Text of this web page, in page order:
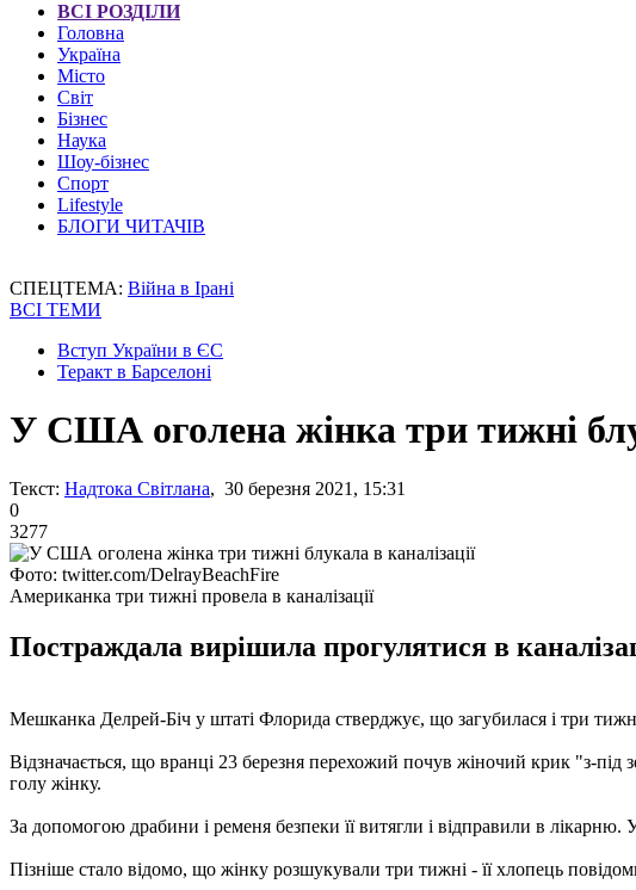
ВСІ РОЗДІЛИ
Головна
Україна
Місто
Світ
Бізнес
Наука
Шоу-бізнес
Спорт
Lifestyle
БЛОГИ ЧИТАЧІВ
СПЕЦТЕМА: Війна в Ірані
ВСІ ТЕМИ
Вступ України в ЄС
Теракт в Барселоні
У США оголена жінка три тижні
Текст: Надтока Світлана, 30 березня 2021, 15:31
0
3277
Фото: twitter.com/DelrayBeachFire
Американка три тижні провела в каналізації
Постраждала вирішила прогулятися в
Мешканка Делрей-Біч у штаті Флорида стверджує, що загубилася і три
Відзначається, що вранці 23 березня перехожий почув жіночий крик "з-під
голу жінку.
За допомогою драбини і ременя безпеки її витягли і відправили в лікарню.
Пізніше стало відомо, що жінку розшукували три тижні - її хлопець